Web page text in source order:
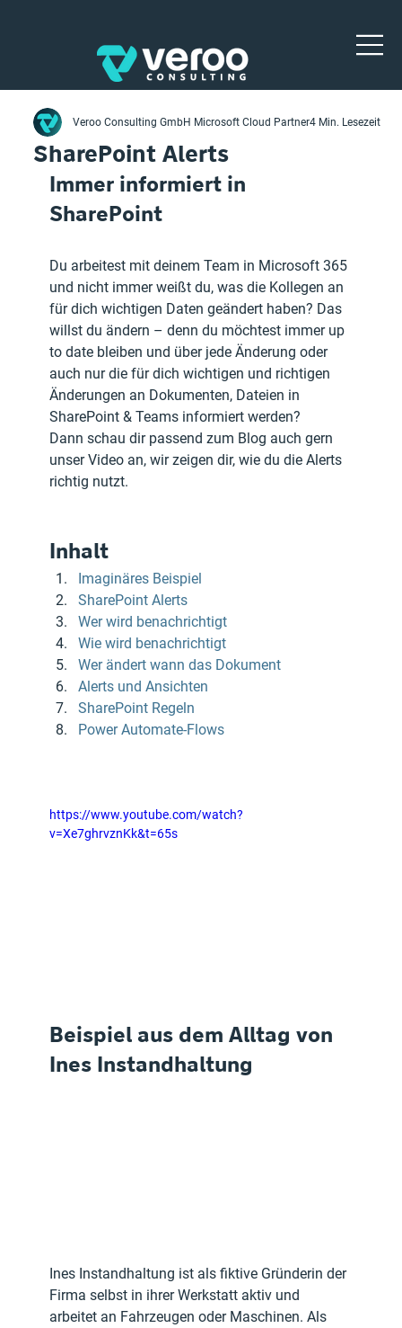
SharePoint Alerts
Veroo Consulting GmbH Microsoft Cloud Partner4 Min. Lesezeit
Immer informiert in
SharePoint
Du arbeitest mit deinem Team in Microsoft 365
und nicht immer weißt du, was die Kollegen an
für dich wichtigen Daten geändert haben? Das
willst du ändern – denn du möchtest immer up
to date bleiben und über jede Änderung oder
auch nur die für dich wichtigen und richtigen
Änderungen an Dokumenten, Dateien in
SharePoint & Teams informiert werden?
Dann schau dir passend zum Blog auch gern
unser Video an, wir zeigen dir, wie du die Alerts
richtig nutzt.
Inhalt
Imaginäres Beispiel
SharePoint Alerts
Wer wird benachrichtigt
Wie wird benachrichtigt
Wer ändert wann das Dokument
Alerts und Ansichten
SharePoint Regeln
Power Automate-Flows
https://www.youtube.com/watch?
v=Xe7ghrvznKk&t=65s
Beispiel aus dem Alltag von
Ines Instandhaltung
Ines Instandhaltung ist als fiktive Gründerin der
Firma selbst in ihrer Werkstatt aktiv und
arbeitet an Fahrzeugen oder Maschinen. Als